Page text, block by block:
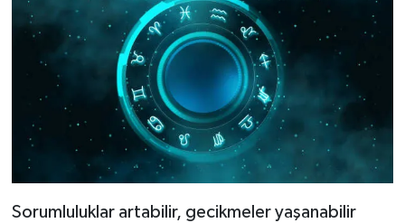
Sorumluluklar artabilir, gecikmeler yaşanabilir